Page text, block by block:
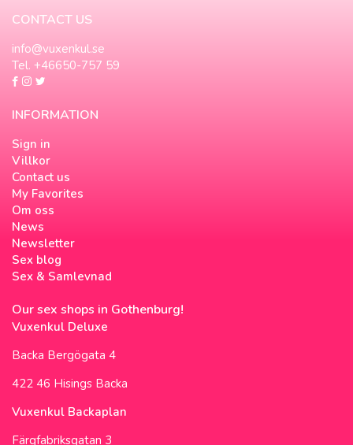
CONTACT US
info@vuxenkul.se
Tel. +46650-757 59
INFORMATION
Sign in
Villkor
Contact us
My Favorites
Om oss
News
Newsletter
Sex blog
Sex & Samlevnad
Our sex shops in Gothenburg!
Vuxenkul Deluxe
Backa Bergögata 4
422 46 Hisings Backa
Vuxenkul Backaplan
Färgfabriksgatan 3